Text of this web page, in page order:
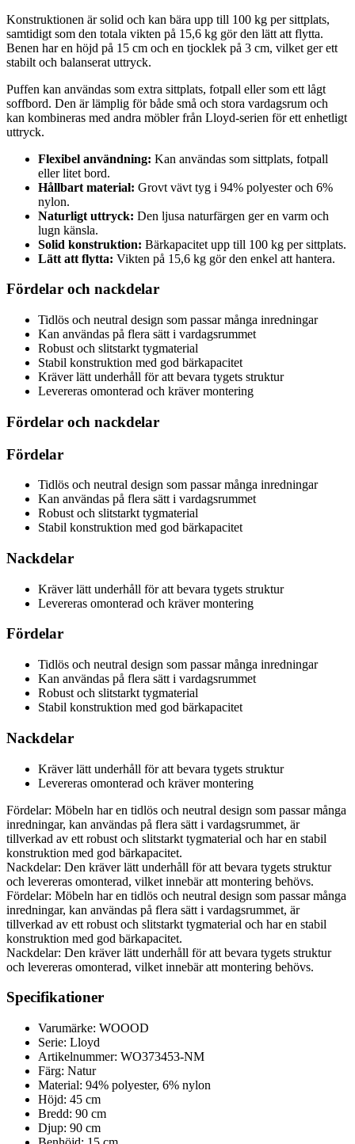
Konstruktionen är solid och kan bära upp till 100 kg per sittplats,
samtidigt som den totala vikten på 15,6 kg gör den lätt att flytta.
Benen har en höjd på 15 cm och en tjocklek på 3 cm, vilket ger ett
stabilt och balanserat uttryck.
Puffen kan användas som extra sittplats, fotpall eller som ett lågt
soffbord. Den är lämplig för både små och stora vardagsrum och
kan kombineras med andra möbler från Lloyd-serien för ett enhetligt
uttryck.
Flexibel användning: Kan användas som sittplats, fotpall
eller litet bord.
Hållbart material: Grovt vävt tyg i 94% polyester och 6%
nylon.
Naturligt uttryck: Den ljusa naturfärgen ger en varm och
lugn känsla.
Solid konstruktion: Bärkapacitet upp till 100 kg per sittplats.
Lätt att flytta: Vikten på 15,6 kg gör den enkel att hantera.
Fördelar och nackdelar
Tidlös och neutral design som passar många inredningar
Kan användas på flera sätt i vardagsrummet
Robust och slitstarkt tygmaterial
Stabil konstruktion med god bärkapacitet
Kräver lätt underhåll för att bevara tygets struktur
Levereras omonterad och kräver montering
Fördelar och nackdelar
Fördelar
Tidlös och neutral design som passar många inredningar
Kan användas på flera sätt i vardagsrummet
Robust och slitstarkt tygmaterial
Stabil konstruktion med god bärkapacitet
Nackdelar
Kräver lätt underhåll för att bevara tygets struktur
Levereras omonterad och kräver montering
Fördelar
Tidlös och neutral design som passar många inredningar
Kan användas på flera sätt i vardagsrummet
Robust och slitstarkt tygmaterial
Stabil konstruktion med god bärkapacitet
Nackdelar
Kräver lätt underhåll för att bevara tygets struktur
Levereras omonterad och kräver montering
Fördelar: Möbeln har en tidlös och neutral design som passar många
inredningar, kan användas på flera sätt i vardagsrummet, är
tillverkad av ett robust och slitstarkt tygmaterial och har en stabil
konstruktion med god bärkapacitet.
Nackdelar: Den kräver lätt underhåll för att bevara tygets struktur
och levereras omonterad, vilket innebär att montering behövs.
Fördelar: Möbeln har en tidlös och neutral design som passar många
inredningar, kan användas på flera sätt i vardagsrummet, är
tillverkad av ett robust och slitstarkt tygmaterial och har en stabil
konstruktion med god bärkapacitet.
Nackdelar: Den kräver lätt underhåll för att bevara tygets struktur
och levereras omonterad, vilket innebär att montering behövs.
Specifikationer
Varumärke: WOOOD
Serie: Lloyd
Artikelnummer: WO373453-NM
Färg: Natur
Material: 94% polyester, 6% nylon
Höjd: 45 cm
Bredd: 90 cm
Djup: 90 cm